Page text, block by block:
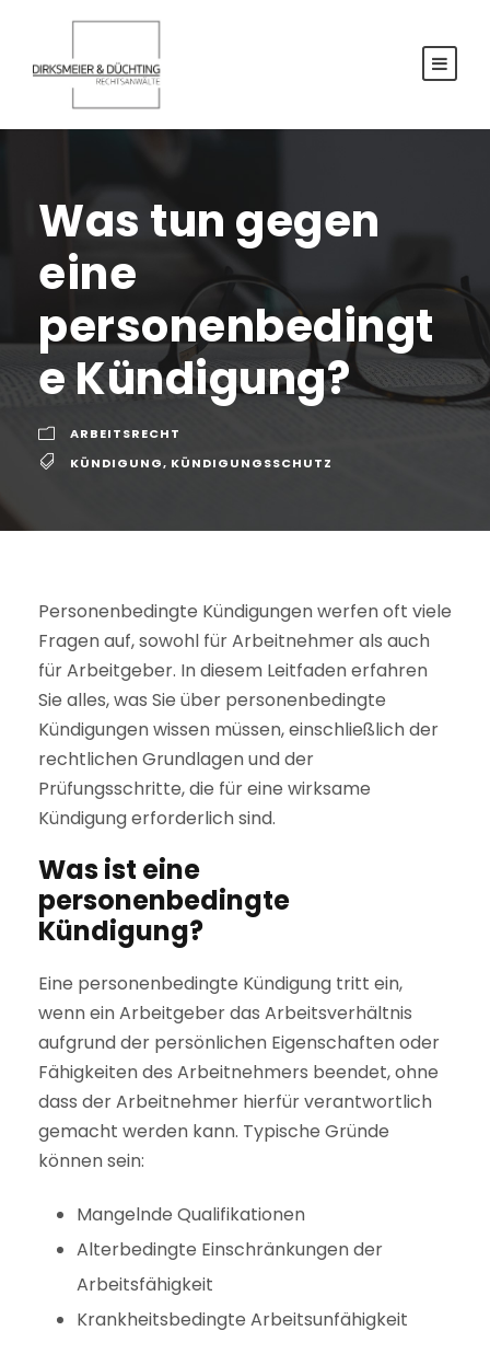
Was tun gegen
eine
personenbedingt
e Kündigung?
ARBEITSRECHT
KÜNDIGUNG, KÜNDIGUNGSSCHUTZ
Personenbedingte Kündigungen werfen oft viele
Fragen auf, sowohl für Arbeitnehmer als auch
für Arbeitgeber. In diesem Leitfaden erfahren
Sie alles, was Sie über personenbedingte
Kündigungen wissen müssen, einschließlich der
rechtlichen Grundlagen und der
Prüfungsschritte, die für eine wirksame
Kündigung erforderlich sind.
Was ist eine
personenbedingte
Kündigung?
Eine personenbedingte Kündigung tritt ein,
wenn ein Arbeitgeber das Arbeitsverhältnis
aufgrund der persönlichen Eigenschaften oder
Fähigkeiten des Arbeitnehmers beendet, ohne
dass der Arbeitnehmer hierfür verantwortlich
gemacht werden kann. Typische Gründe
können sein:
Mangelnde Qualifikationen
Alterbedingte Einschränkungen der
Arbeitsfähigkeit
Krankheitsbedingte Arbeitsunfähigkeit